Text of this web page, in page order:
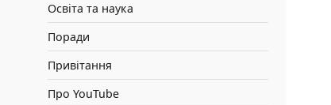
Освіта та наука
Поради
Привітання
Про YouTube